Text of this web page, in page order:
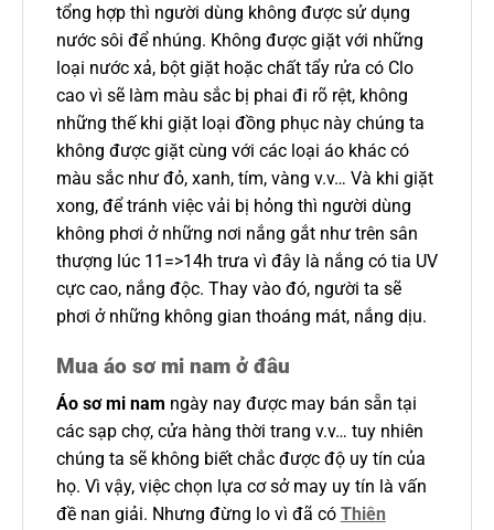
tổng hợp thì người dùng không được sử dụng
nước sôi để nhúng. Không được giặt với những
loại nước xả, bột giặt hoặc chất tẩy rửa có Clo
cao vì sẽ làm màu sắc bị phai đi rõ rệt, không
những thế khi giặt loại đồng phục này chúng ta
không được giặt cùng với các loại áo khác có
màu sắc như đỏ, xanh, tím, vàng v.v… Và khi giặt
xong, để tránh việc vải bị hỏng thì người dùng
không phơi ở những nơi nắng gắt như trên sân
thượng lúc 11=>14h trưa vì đây là nắng có tia UV
cực cao, nắng độc. Thay vào đó, người ta sẽ
phơi ở những không gian thoáng mát, nắng dịu.
Mua áo sơ mi nam ở đâu
Áo sơ mi nam ngày nay được may bán sẵn tại
các sạp chợ, cửa hàng thời trang v.v… tuy nhiên
chúng ta sẽ không biết chắc được độ uy tín của
họ. Vì vậy, việc chọn lựa cơ sở may uy tín là vấn
đề nan giải. Nhưng đừng lo vì đã có Thiên